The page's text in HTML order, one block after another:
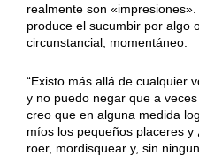
realmente son
produce el sucumbir por algo
circunstancial, momentáneo.
“Existo más allá de cualquier
y no puedo negar que a
creo que en alguna medida
míos los pequeños placeres
roer, mordisquear y, sin